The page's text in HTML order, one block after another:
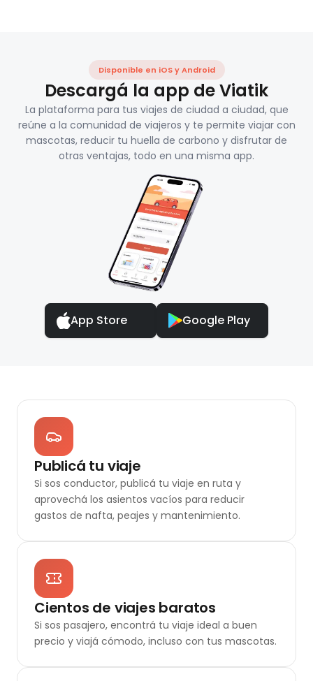
Disponible en iOS y Android
Descargá la app de Viatik
La plataforma para tus viajes de ciudad a ciudad, que
reúne a la comunidad de viajeros y te permite viajar con
mascotas, reducir tu huella de carbono y disfrutar de
otras ventajas, todo en una misma app.
App Store Google Play
Publicá tu viaje
Si sos conductor, publicá tu viaje en ruta y
aprovechá los asientos vacíos para reducir
gastos de nafta, peajes y mantenimiento.
Cientos de viajes baratos
Si sos pasajero, encontrá tu viaje ideal a buen
precio y viajá cómodo, incluso con tus mascotas.